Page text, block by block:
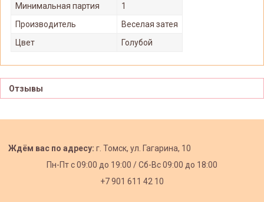
Минимальная партия
1
Производитель
Веселая затея
Цвет
Голубой
Отзывы
Ждём вас по адресу: г. Томск, ул. Гагарина, 10
Пн-Пт с09:00 до 19:00 /Сб-Вс 09:00 до 18:00
+7 901 611 42 10